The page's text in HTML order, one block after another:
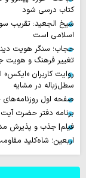
کتاب درسی شود
شیخ الجعید: تقریب
اسلامی است
حجاب؛ سنگر هویت
تغییر فرهنگ و هویت
سطل‌زباله‌ در مشایه
صفحه اول روزنامه‌های چهارشنبه
برنامه دفتر حضرت آیت
فیلم| جذب و پذیرش
اربعین؛ شاه‌کلید